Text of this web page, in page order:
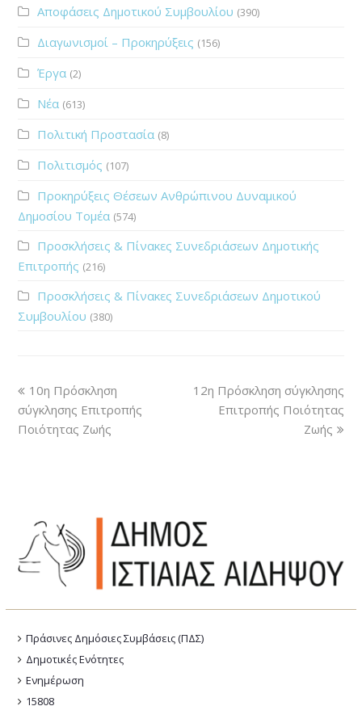
Αποφάσεις Δημοτικού Συμβουλίου (390)
Διαγωνισμοί – Προκηρύξεις (156)
Έργα (2)
Νέα (613)
Πολιτική Προστασία (8)
Πολιτισμός (107)
Προκηρύξεις Θέσεων Ανθρώπινου Δυναμικού
Δημοσίου Τομέα (574)
Προσκλήσεις & Πίνακες Συνεδριάσεων Δημοτικής
Επιτροπής (216)
Προσκλήσεις & Πίνακες Συνεδριάσεων Δημοτικού
Συμβουλίου (380)
10η Πρόσκληση
σύγκλησης Επιτροπής
Ποιότητας Ζωής
12η Πρόσκληση σύγκλησης
Επιτροπής Ποιότητας
Ζωής
Πράσινες Δημόσιες Συμβάσεις (ΠΔΣ)
Δημοτικές Ενότητες
Ενημέρωση
15808